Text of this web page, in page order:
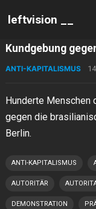
leftvision __
Kundgebung
ANTI-KAPITALISMUS
Hunderte Menschen
gegen die
Berlin.
ANTI-KAPITALISMUS
AUTORITÄR
DEMONSTRATION